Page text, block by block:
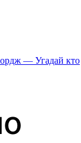
— Угадай кто